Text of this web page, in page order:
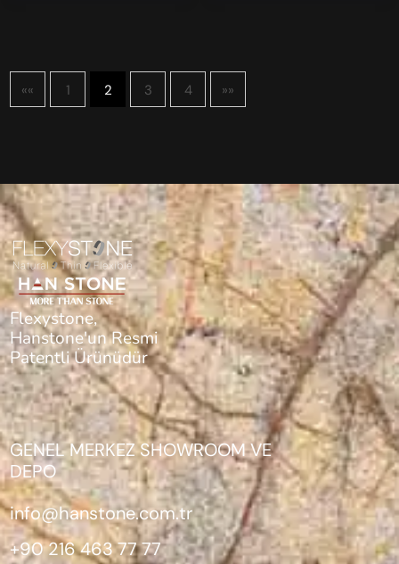
«« 1 2 3 4 »»
Flexystone,
Hanstone'un Resmi
Patentli Ürünüdür
GENEL MERKEZ SHOWROOM VE
DEPO
info@hanstone.com.tr
+90 216 463 77 77